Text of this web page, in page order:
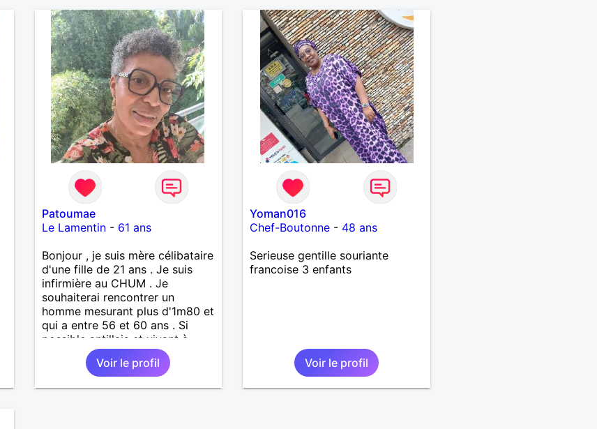
Patoumae
Le Lamentin- 61 ans
Bonjour , je suis mère célibataire
d'une fille de 21 ans . Je suis
infirmière au CHUM . Je
souhaiterai rencontrer un
homme mesurant plus d'1m80 et
qui a entre 56 et 60 ans . Si
possible antillais et vivant à
Madinina . J'aime bien les
balades et prendre un bain de
mer de temps en temps . les
Voir le profil
Yoman016
Chef-Boutonne - 48 ans
Serieuse gentille souriante
francoise 3 enfants
Voir le profil